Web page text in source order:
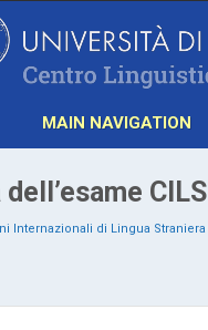
MAIN NAVIGATION
CILS
Internazionali di Lingua Straniera